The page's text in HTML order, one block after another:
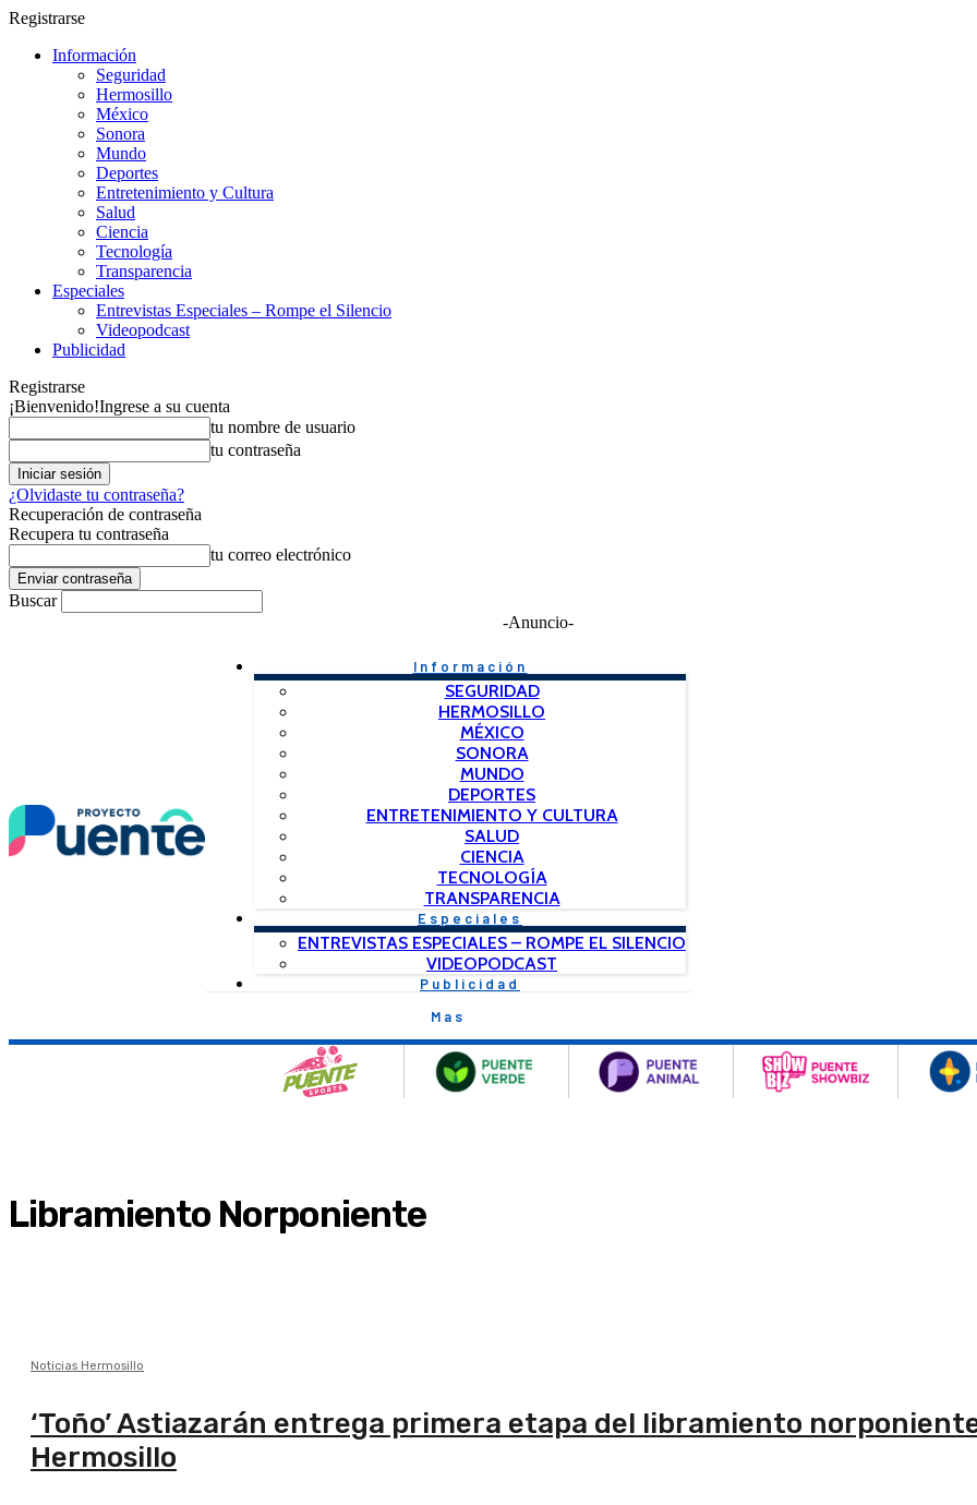
Registrarse
Información
Seguridad
Hermosillo
México
Sonora
Mundo
Deportes
Entretenimiento y Cultura
Salud
Ciencia
Tecnología
Transparencia
Especiales
Entrevistas Especiales – Rompe el Silencio
Videopodcast
Publicidad
Registrarse
¡Bienvenido!Ingrese a su cuenta
tu nombre de usuario
tu contraseña
¿Olvidaste tu contraseña?
Recuperación de contraseña
Recupera tu contraseña
tu correo electrónico
Buscar
-Anuncio-
Información
SEGURIDAD
HERMOSILLO
MÉXICO
SONORA
MUNDO
DEPORTES
ENTRETENIMIENTO Y CULTURA
SALUD
CIENCIA
TECNOLOGÍA
TRANSPARENCIA
Especiales
ENTREVISTAS ESPECIALES – ROMPE EL SILENCIO
VIDEOPODCAST
Publicidad
Mas
Libramiento Norponiente
Noticias Hermosillo
‘Toño’ Astiazarán entrega primera etapa del libramiento
Hermosillo